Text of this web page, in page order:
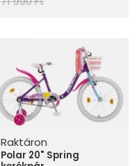
Raktáron
Polar 20" Spring